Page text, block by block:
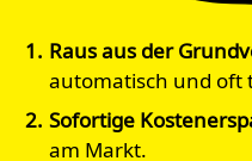
Raus aus der
automatisch und oft
Sofortige
am Markt.